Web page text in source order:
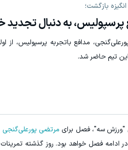
بازگشت؛
پرسپولیس، به دنبال تجدید
مدافع باتجربه پرسپولیس، از
تیم حاضر شد.
"ورزش سه"، فصل برای مرتضی پورعلی‌گنجی
در ادامه فصل خواهد بود. روز گذشته تمرینات
سهام تویوتا - کلیک کن
نام کنید